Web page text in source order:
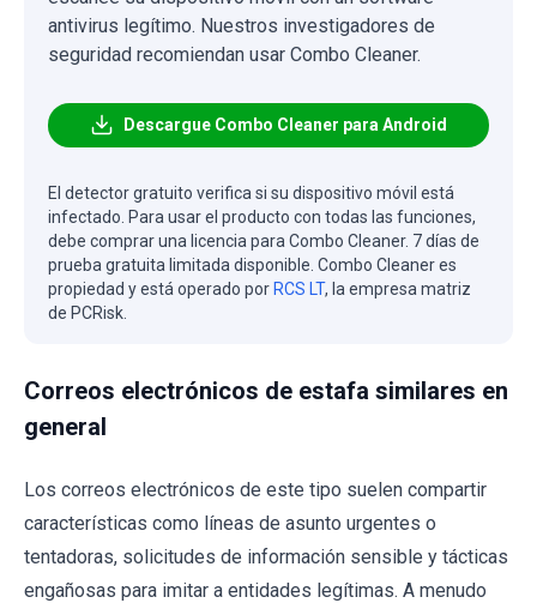
antivirus legítimo. Nuestros investigadores de
seguridad recomiendan usar Combo Cleaner.
Descargue Combo Cleaner para Android
El detector gratuito verifica si su dispositivo móvil está
infectado. Para usar el producto con todas las funciones,
debe comprar una licencia para Combo Cleaner. 7 días de
prueba gratuita limitada disponible. Combo Cleaner es
propiedad y está operado por RCS LT, la empresa matriz
de PCRisk.
Correos electrónicos de estafa similares en
general
Los correos electrónicos de este tipo suelen compartir
características como líneas de asunto urgentes o
tentadoras, solicitudes de información sensible y tácticas
engañosas para imitar a entidades legítimas. A menudo